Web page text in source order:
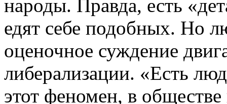
народы. Правда, есть
едят себе подобных. Но
оценочное суждение
либерализации. «Есть
этот феномен, в